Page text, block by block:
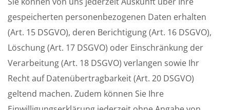
gespeicherten personenbezogenen Daten erhalten
(Art. 15 DSGVO), deren Berichtigung (Art. 16 DSGVO),
Löschung (Art. 17 DSGVO) oder Einschränkung der
Verarbeitung (Art. 18 DSGVO) verlangen sowie Ihr
Recht auf Datenübertragbarkeit (Art. 20 DSGVO)
geltend machen. Zudem können Sie Ihre